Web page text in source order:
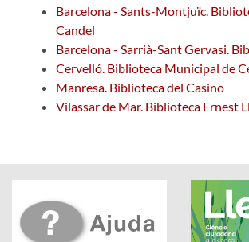
Barcelona - Sants-Montjuïc.
Candel
Barcelona - Sarrià-Sant Gervasi.
Cervelló. Biblioteca Municipal de
Manresa. Biblioteca del Casino
Vilassar de Mar. Biblioteca Ernest